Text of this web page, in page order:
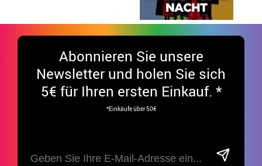
Abonnieren Sie unsere
Newsletter und holen Sie sich
5€ für Ihren ersten Einkauf. *
*Einkäufe über 50€